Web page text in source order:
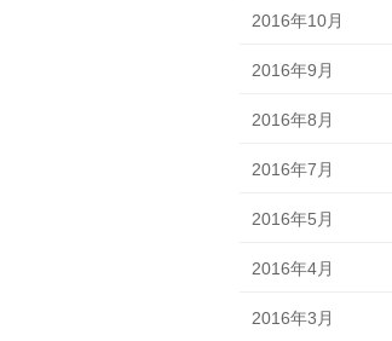
2016年10月
2016年9月
2016年8月
2016年7月
2016年5月
2016年4月
2016年3月